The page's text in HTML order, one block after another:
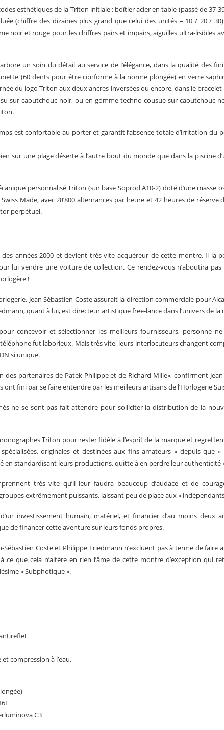
esthétiques de la Triton initiale : boîtier acier en table (passé de 37-
(chiffre des dizaines plus grand que celui des unités – 10 / 20 /
noir et rouge pour les chiffres pairs et impairs, aiguilles ultra-lisibles
un soin du détail au service de l’élégance, dans la qualité des
(60 dents pour être conforme à la norme plongée) en verre
du logo Triton aux deux ancres inversées ou encore, dans le
sur caoutchouc noir, ou en gomme techno cousue sur caoutchouc
est confortable au porter et garantit l’absence totale d’irritation du
sur une plage déserte à l’autre bout du monde que dans la piscine
personnalisé Triton (sur base Soprod A10-2) doté d’une masse
Made, avec 28’800 alternances par heure et 42 heures de réserve
perpétuel.
années 2000 et devient très vite acquéreur de cette montre. Il la
lui vendre une voiture de collection. Ce rendez-vous n’aboutira
!
Jean Sébastien Coste assurait la direction commerciale pour
quant à lui, est directeur artistique free-lance dans l’univers de la
concevoir et sélectionner les meilleurs fournisseurs, personne
fut laborieux. Mais très vite, leurs interlocuteurs changent
si unique.
partenaires de Patek Philippe et de Richard Mille», confirment Jean
ont fini par se faire entendre par les meilleurs artisans de l’Horlogerie
ne se sont pas fait attendre pour solliciter la distribution de la
Triton pour rester fidèle à l’esprit de la marque et
originales et destinées aux fins amateurs » depuis que «
en standardisant leurs productions, quitte à en perdre leur authenticité
très vite qu’il leur faudra beaucoup d’audace et de
extrêmement puissants, laissant peu de place aux «
investissement humain, matériel, et financier d’au moins deux
de financer cette aventure sur leurs fonds propres.
Sébastien Coste et Philippe Friedmann n’excluent pas à terme de faire
que cela n’altère en rien l’âme de cette montre d’exception qui
« Subphotique ».
compression à l’eau.
C3